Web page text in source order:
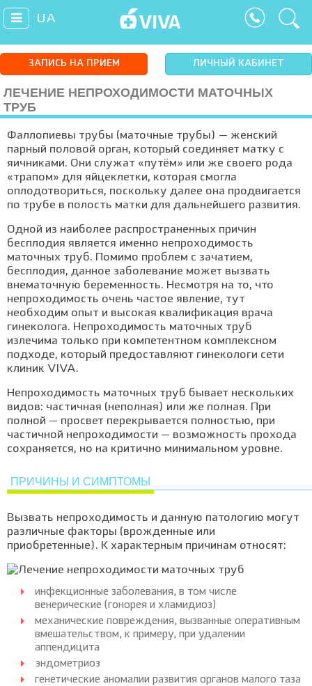
UA
ЗАПИСЬ НА ПРИЕМ ЛИЧНЫЙ КАБИНЕТ
ЛЕЧЕНИЕ НЕПРОХОДИМОСТИ МАТОЧНЫХ
ТРУБ
Фаллопиевы трубы (маточные трубы) — женский
парный половой орган, который соединяет матку с
яичниками. Они служат «путём» или же своего рода
«трапом» для яйцеклетки, которая смогла
оплодотвориться, поскольку далее она продвигается
по трубе в полость матки для дальнейшего развития.
Одной из наиболее распространенных причин
бесплодия является именно непроходимость
маточных труб. Помимо проблем с зачатием,
бесплодия, данное заболевание может вызвать
внематочную беременность. Несмотря на то, что
непроходимость очень частое явление, тут
необходим опыт и высокая квалификация врача
гинеколога. Непроходимость маточных труб
излечима только при компетентном комплексном
подходе, который предоставляют гинекологи сети
клиник VIVA.
Непроходимость маточных труб бывает нескольких
видов: частичная (неполная) или же полная. При
полной — просвет перекрывается полностью, при
частичной непроходимости — возможность прохода
сохраняется, но на критично минимальном уровне.
ПРИЧИНЫ И СИМПТОМЫ
Вызвать непроходимость и данную патологию могут
различные факторы (врожденные или
приобретенные). К характерным причинам относят:
инфекционные заболевания, в том числе
венерические (гонорея и хламидиоз)
механические повреждения, вызванные оперативным
вмешательством, к примеру, при удалении
аппендицита
эндометриоз
генетические аномалии развития органов малого таза